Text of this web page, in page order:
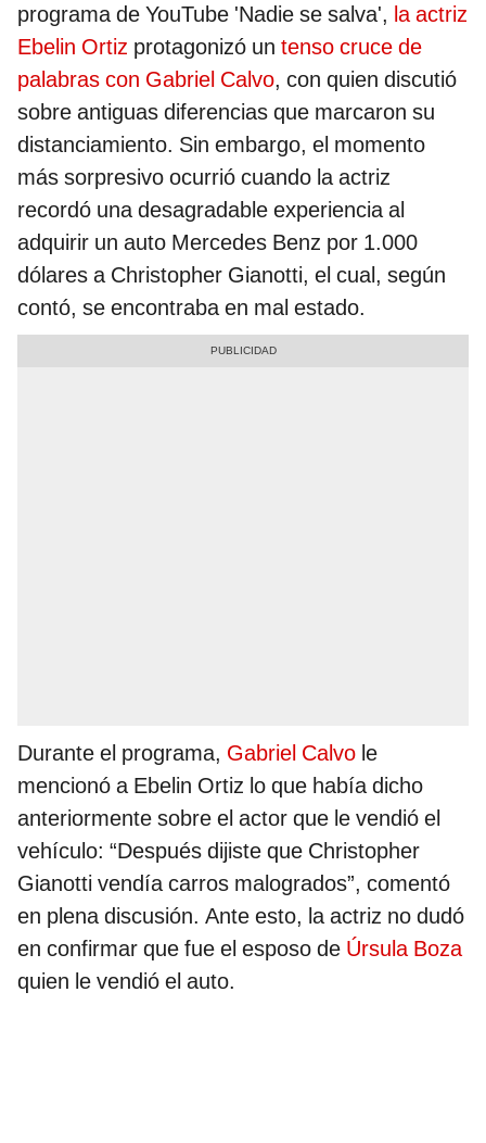
programa de YouTube 'Nadie se salva', la actriz
Ebelin Ortiz protagonizó un tenso cruce de
palabras con Gabriel Calvo, con quien discutió
sobre antiguas diferencias que marcaron su
distanciamiento. Sin embargo, el momento
más sorpresivo ocurrió cuando la actriz
recordó una desagradable experiencia al
adquirir un auto Mercedes Benz por 1.000
dólares a Christopher Gianotti, el cual, según
contó, se encontraba en mal estado.
Durante el programa, Gabriel Calvo le
mencionó a Ebelin Ortiz lo que había dicho
anteriormente sobre el actor que le vendió el
vehículo: “Después dijiste que Christopher
Gianotti vendía carros malogrados”, comentó
en plena discusión. Ante esto, la actriz no dudó
en confirmar que fue el esposo de Úrsula Boza
quien le vendió el auto.